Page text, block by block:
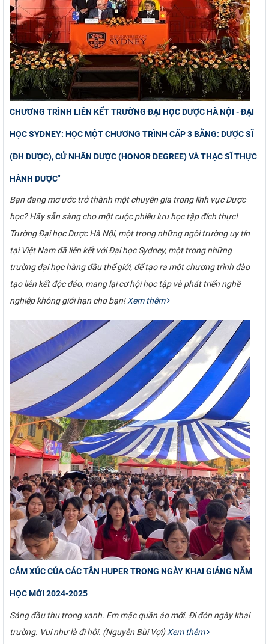
CHƯƠNG TRÌNH LIÊN KẾT TRƯỜNG ĐẠI HỌC DƯỢC HÀ NỘI - ĐẠI
HỌC SYDNEY: HỌC MỘT CHƯƠNG TRÌNH CẤP 3 BẰNG: DƯỢC SĨ
(ĐH DƯỢC), CỬ NHÂN DƯỢC (HONOR DEGREE) VÀ THẠC SĨ THỰC
HÀNH DƯỢC"
Bạn đang mơ ước trở thành một chuyên gia trong lĩnh vực Dược
học? Hãy sẵn sàng cho một cuộc phiêu lưu học tập đích thực!
Trường Đại học Dược Hà Nội, một trong những ngôi trường uy tín
tại Việt Nam đã liên kết với Đại học Sydney, một trong những
trường đại học hàng đầu thế giới, để tạo ra một chương trình đào
tạo liên kết độc đáo, mang lại cơ hội học tập và phát triển nghề
nghiệp không giới hạn cho bạn!Xem thêm
CẢM XÚC CỦA CÁC TÂN HUPER TRONG NGÀY KHAI GIẢNG NĂM
HỌC MỚI 2024-2025
Sáng đầu thu trong xanh. Em mặc quần áo mới. Đi đón ngày khai
trường. Vui như là đi hội. (Nguyễn Bùi Vợi)Xem thêm